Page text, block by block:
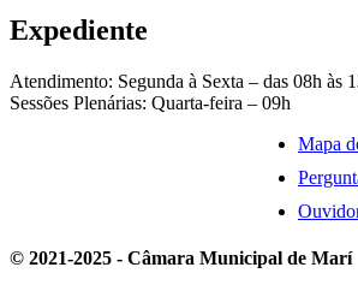
Expediente
Atendimento: Segunda à Sexta – das 08h às
Sessões Plenárias: Quarta-feira – 09h
Mapa
© 2021-2025 - Câmara Municipal de Marí